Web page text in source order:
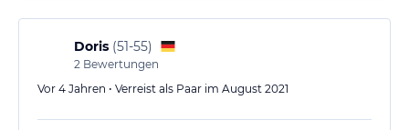
Doris (51-55)
2 Bewertungen
Vor 4 Jahren • Verreist als Paar im August 2021